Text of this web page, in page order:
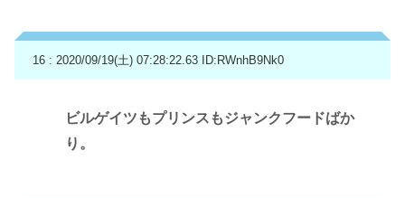
16 : 2020/09/19(土) 07:28:22.63 ID:RWnhB9Nk0
ビルゲイツもプリンスもジャンクフードばか
り。